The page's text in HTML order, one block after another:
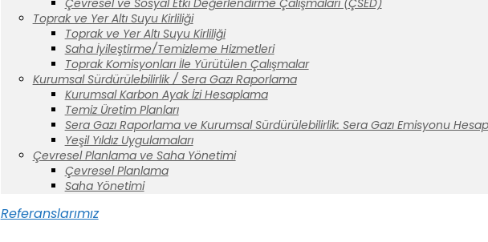
Çevresel ve Sosyal Etki Değerlendirme Çalışmaları (ÇSED)
Toprak ve Yer Altı Suyu Kirliliği
Toprak ve Yer Altı Suyu Kirliliği
Saha İyileştirme/Temizleme Hizmetleri
Toprak Komisyonları İle Yürütülen Çalışmalar
Kurumsal Sürdürülebilirlik / Sera Gazı Raporlama
Kurumsal Karbon Ayak İzi Hesaplama
Temiz Üretim Planları
Sera Gazı Raporlama ve Kurumsal Sürdürülebilirlik: Sera Gazı Emisyonu
Yeşil Yıldız Uygulamaları
Çevresel Planlama ve Saha Yönetimi
Çevresel Planlama
Saha Yönetimi
Referanslarımız